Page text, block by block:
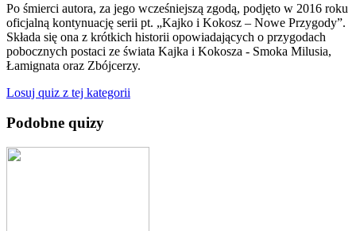
Po śmierci autora, za jego wcześniejszą zgodą, podjęto w 2016 roku
oficjalną kontynuację serii pt. „Kajko i Kokosz – Nowe Przygody”.
Składa się ona z krótkich historii opowiadających o przygodach
pobocznych postaci ze świata Kajka i Kokosza - Smoka Milusia,
Łamignata oraz Zbójcerzy.
Losuj quiz z tej kategorii
Podobne quizy